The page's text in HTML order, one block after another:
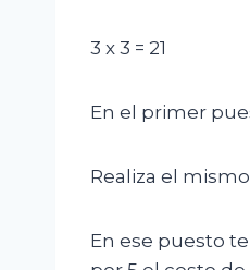
3 x 3 = 21
En el primer
Realiza el
En ese puesto